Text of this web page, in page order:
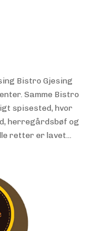
Bistro Gjesing
Samme Bistro
spisested, hvor
herregårdsbøf og
retter er lavet...